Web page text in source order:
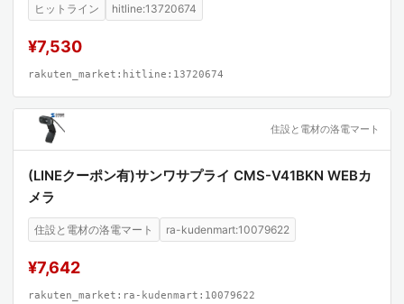
ヒットライン hitline:13720674
¥7,530
rakuten_market:hitline:13720674
住設と電材の洛電マート
(LINEクーポン有)サンワサプライ CMS-V41BKN WEBカ
メラ
住設と電材の洛電マート ra-kudenmart:10079622
¥7,642
rakuten_market:ra-kudenmart:10079622